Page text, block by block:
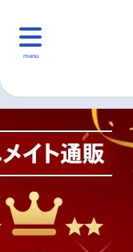
menu
マンガ・ラノベ